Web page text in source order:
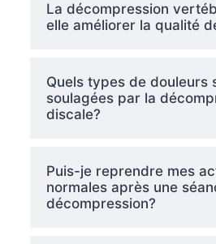
La décompression
elle améliorer la qualité
Quels types de douleurs
soulagées par la
discale?
Puis-je reprendre mes
normales après une
décompression?